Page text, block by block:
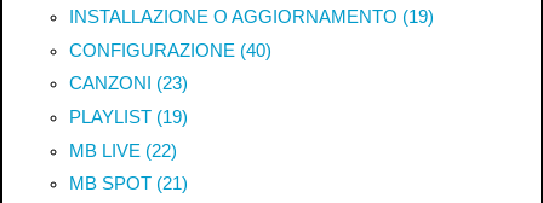
INSTALLAZIONE O AGGIORNAMENTO (19)
CONFIGURAZIONE (40)
CANZONI (23)
PLAYLIST (19)
MB LIVE (22)
MB SPOT (21)